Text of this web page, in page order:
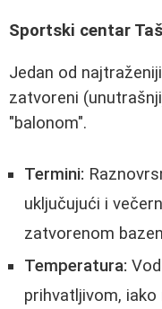
Sportski centar
Jedan od
zatvoreni
"balonom".
Termini:
uključujući i
zatvorenom
Temperatura:
prihvatljivom, iako